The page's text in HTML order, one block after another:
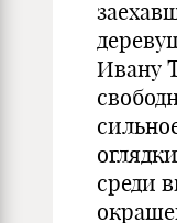
Ивану
среди